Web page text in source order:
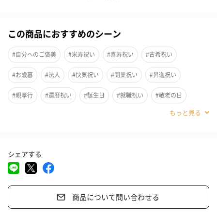
豪華な海鮮6点セット
北海道島の人セレクション
北海道の海鮮を厳選した、「美味しいものを少しずつ」味わえる
島の人セレクション。
豪華なセット内容
北海道伝統の味。
この商品におすすめのシーン
#自分へのご褒美 #米寿祝い #喜寿祝い #古希祝い
#お歳暮 #法人 #快気祝い #開業祝い #昇進祝い
#親孝行 #還暦祝い #誕生日 #就職祝い #敬老の日
#お祝い
#部下男性
#親戚男性
#小学生高学年の女の子 #男子中学生 #男子高校生
シェアする
商品について問い合わせる